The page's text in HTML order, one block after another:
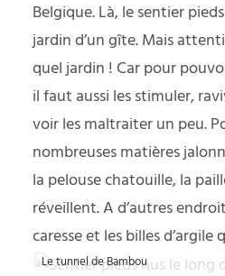
Belgique. Là, le sentier
jardin d’un gîte. Mais
quel jardin ! Car pour
il faut aussi les stimuler,
voir les maltraiter un peu.
nombreuses matières
la pelouse chatouille, la
réveillent. A d’autres
caresse et les billes
Le tunnel de Bambou